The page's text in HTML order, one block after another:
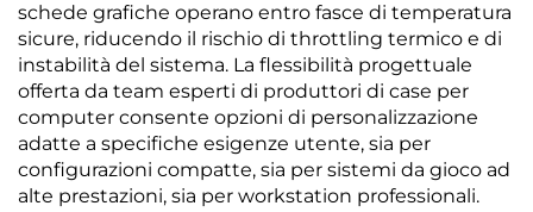
schede grafiche operano entro fasce di temperatura
sicure, riducendo il rischio di throttling termico e di
instabilità del sistema. La flessibilità progettuale
offerta da team esperti di produttori di case per
computer consente opzioni di personalizzazione
adatte a specifiche esigenze utente, sia per
configurazioni compatte, sia per sistemi da gioco ad
alte prestazioni, sia per workstation professionali.